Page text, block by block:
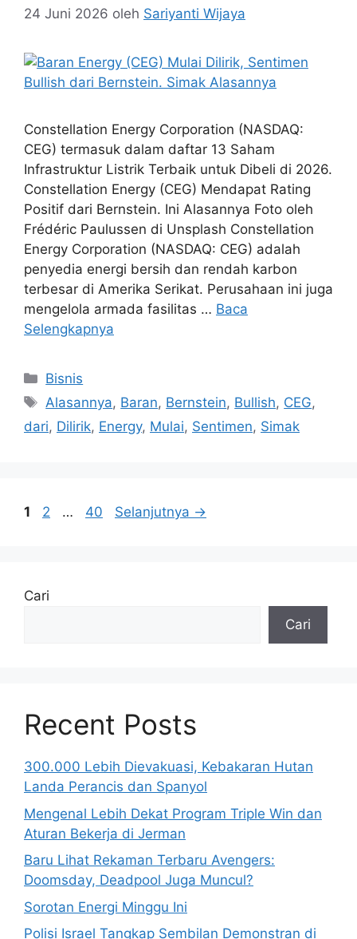
24 Juni 2026 oleh Sariyanti Wijaya
Constellation Energy Corporation (NASDAQ:
CEG) termasuk dalam daftar 13 Saham
Infrastruktur Listrik Terbaik untuk Dibeli di 2026.
Constellation Energy (CEG) Mendapat Rating
Positif dari Bernstein. Ini Alasannya Foto oleh
Frédéric Paulussen di Unsplash Constellation
Energy Corporation (NASDAQ: CEG) adalah
penyedia energi bersih dan rendah karbon
terbesar di Amerika Serikat. Perusahaan ini juga
mengelola armada fasilitas … Baca
Selengkapnya
Kategori
Bisnis
Tag
Alasannya, Baran, Bernstein, Bullish, CEG,
dari, Dilirik, Energy, Mulai, Sentimen, Simak
Halaman
1 Halaman
2 … Halaman
40 Selanjutnya →
Cari
Cari
Recent Posts
300.000 Lebih Dievakuasi, Kebakaran Hutan
Landa Perancis dan Spanyol
Mengenal Lebih Dekat Program Triple Win dan
Aturan Bekerja di Jerman
Baru Lihat Rekaman Terbaru Avengers:
Doomsday, Deadpool Juga Muncul?
Sorotan Energi Minggu Ini
Polisi Israel Tangkap Sembilan Demonstran di